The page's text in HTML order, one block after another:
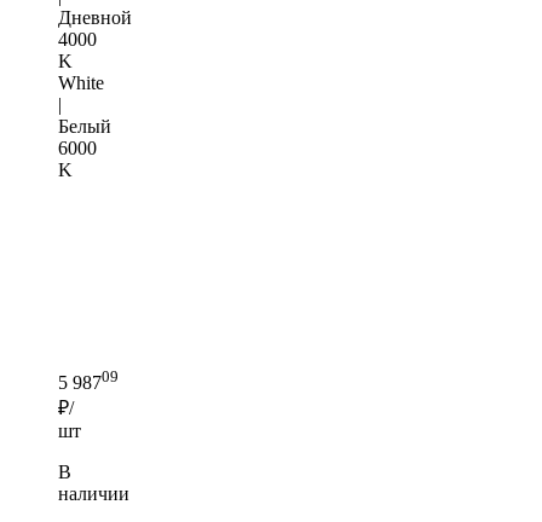
Дневной
4000
K
White
|
Белый
6000
K
5 98709
₽/
шт
В
наличии